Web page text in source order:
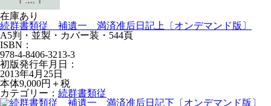
在庫あり
続群書類従 補遺一 満済准后日記上〔オンデマンド版〕
A5判・並製・カバー装・544頁
ISBN：
978-4-8406-3213-3
初版発行年月日：
2013年4月25日
本体9,000円＋税
カテゴリー： 続群書類従